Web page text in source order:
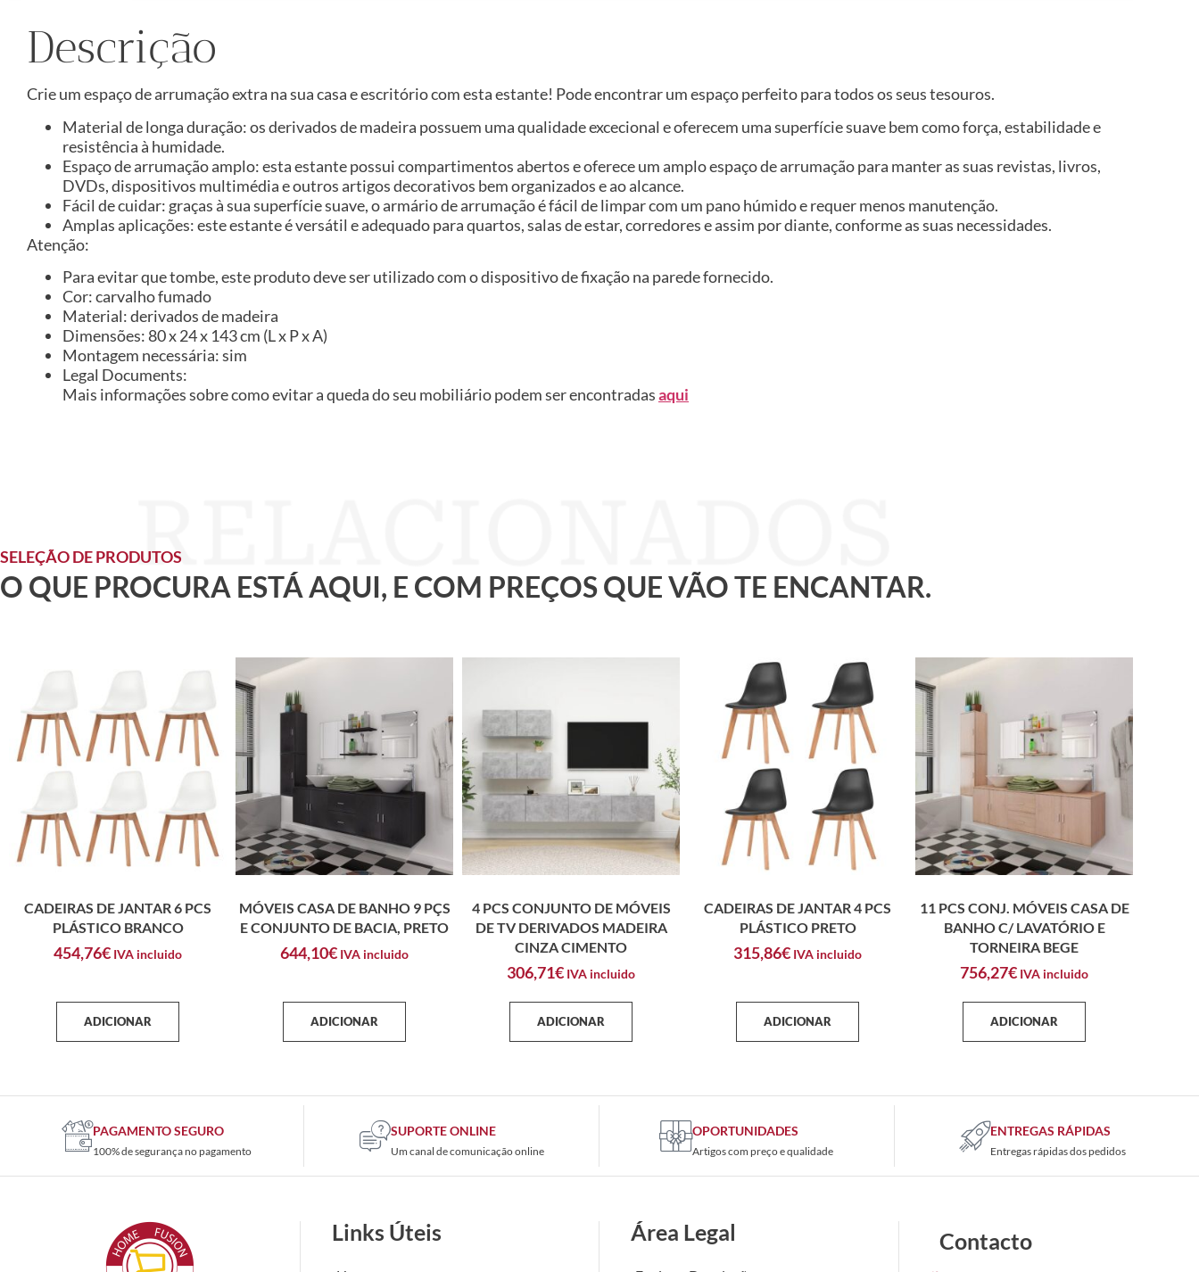
Descrição
Crie um espaço de arrumação extra na sua casa e escritório com esta estante! Pode encontrar um espaço perfeito para todos os seus tesouros.
Material de longa duração: os derivados de madeira possuem uma qualidade excecional e oferecem uma superfície suave bem como força, estabilidade e
resistência à humidade.
Espaço de arrumação amplo: esta estante possui compartimentos abertos e oferece um amplo espaço de arrumação para manter as suas revistas, livros,
DVDs, dispositivos multimédia e outros artigos decorativos bem organizados e ao alcance.
Fácil de cuidar: graças à sua superfície suave, o armário de arrumação é fácil de limpar com um pano húmido e requer menos manutenção.
Amplas aplicações: este estante é versátil e adequado para quartos, salas de estar, corredores e assim por diante, conforme as suas necessidades.
Atenção:
Para evitar que tombe, este produto deve ser utilizado com o dispositivo de fixação na parede fornecido.
Cor: carvalho fumado
Material: derivados de madeira
Dimensões: 80 x 24 x 143 cm (L x P x A)
Montagem necessária: sim
Legal Documents:
Mais informações sobre como evitar a queda do seu mobiliário podem ser encontradasaqui
SELEÇÃO DE PRODUTOS
O QUE PROCURA ESTÁ AQUI, E COM PREÇOS QUE VÃO TE ENCANTAR.
CADEIRAS DE JANTAR 6 PCS
PLÁSTICO BRANCO
454,76€ IVA incluido
ADICIONAR
MÓVEIS CASA DE BANHO 9 PÇS
E CONJUNTO DE BACIA, PRETO
644,10€ IVA incluido
ADICIONAR
4 PCS CONJUNTO DE MÓVEIS
DE TV DERIVADOS MADEIRA
CINZA CIMENTO
306,71€ IVA incluido
ADICIONAR
CADEIRAS DE JANTAR 4 PCS
PLÁSTICO PRETO
315,86€ IVA incluido
ADICIONAR
11 PCS CONJ. MÓVEIS CASA DE
BANHO C/ LAVATÓRIO E
TORNEIRA BEGE
756,27€ IVA incluido
ADICIONAR
PAGAMENTO SEGURO
100% de segurança no pagamento
SUPORTE ONLINE
Um canal de comunicação online
OPORTUNIDADES
Artigos com preço e qualidade
ENTREGAS RÁPIDAS
Entregas rápidas dos pedidos
Links Úteis Área Legal Contacto